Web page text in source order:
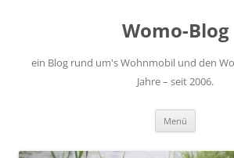
Womo-Blog
ein Blog rund um's Wohnmobil und den
Jahre – seit 2006.
Menü